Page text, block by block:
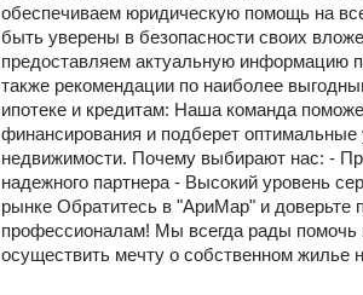
обеспечиваем юридическую помощь на
быть уверены в безопасности своих
предоставляем актуальную информацию
также рекомендации по наиболее
ипотеке и кредитам: Наша команда
финансирования и подберет
недвижимости. Почему выбирают нас: -
надежного партнера - Высокий уровень
рынке Обратитесь в "АриМар" и доверьте
профессионалам! Мы всегда рады
осуществить мечту о собственном жилье